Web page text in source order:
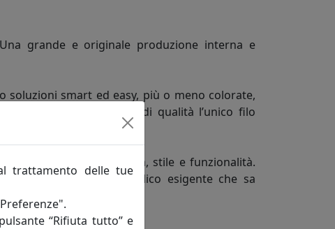
grande e originale produzione interna e
soluzioni smart ed easy, più o meno colorate,
alla garanzia di qualità l’unico filo
ricche di originalità, stile e funzionalità.
rivolti ad un pubblico esigente che sa
trattamento delle tue
“Rifiuta tutto” e